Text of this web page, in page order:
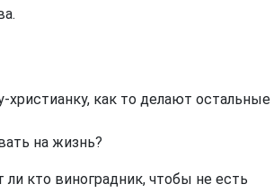
как то делают остальные
на жизнь?
кто виноградник, чтобы не есть